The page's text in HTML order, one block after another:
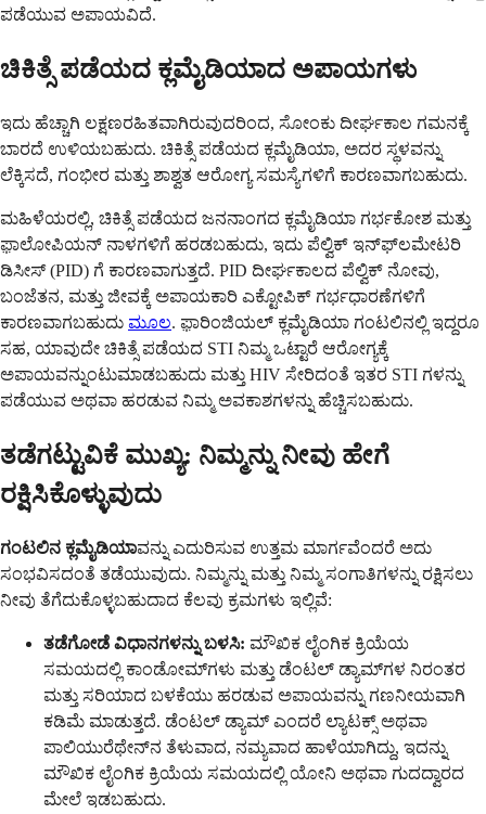
ಪಡೆಯುವ ಅಪಾಯವಿದೆ.
ಚಿಕಿತ್ಸೆ ಪಡೆಯದ ಕ್ಲಮೈಡಿಯಾದ ಅಪಾಯಗಳು
ಇದು ಹೆಚ್ಚಾಗಿ ಲಕ್ಷಣರಹಿತವಾಗಿರುವುದರಿಂದ, ಸೋಂಕು ದೀರ್ಘಕಾಲ ಗಮನಕ್ಕೆ
ಬಾರದೆ ಉಳಿಯಬಹುದು. ಚಿಕಿತ್ಸೆ ಪಡೆಯದ ಕ್ಲಮೈಡಿಯಾ, ಅದರ ಸ್ಥಳವನ್ನು
ಲೆಕ್ಕಿಸದೆ, ಗಂಭೀರ ಮತ್ತು ಶಾಶ್ವತ ಆರೋಗ್ಯ ಸಮಸ್ಯೆಗಳಿಗೆ ಕಾರಣವಾಗಬಹುದು.
ಮಹಿಳೆಯರಲ್ಲಿ, ಚಿಕಿತ್ಸೆ ಪಡೆಯದ ಜನನಾಂಗದ ಕ್ಲಮೈಡಿಯಾ ಗರ್ಭಕೋಶ ಮತ್ತು
ಫ಼ಾಲೋಪಿಯನ್ ನಾಳಗಳಿಗೆ ಹರಡಬಹುದು, ಇದು ಪೆಲ್ವಿಕ್ ಇನ್‌ಫ್‌ಲಮೇಟರಿ
ಡಿಸೀಸ್ (PID) ಗೆ ಕಾರಣವಾಗುತ್ತದೆ. PID ದೀರ್ಘಕಾಲದ ಪೆಲ್ವಿಕ್ ನೋವು,
ಬಂಜೆತನ, ಮತ್ತು ಜೀವಕ್ಕೆ ಅಪಾಯಕಾರಿ ಎಕ್ಟೋಪಿಕ್ ಗರ್ಭಧಾರಣೆಗಳಿಗೆ
ಕಾರಣವಾಗಬಹುದು ಮೂಲ. ಫ಼ಾರಿಂಜಿಯಲ್ ಕ್ಲಮೈಡಿಯಾ ಗಂಟಲಿನಲ್ಲಿ ಇದ್ದರೂ
ಸಹ, ಯಾವುದೇ ಚಿಕಿತ್ಸೆ ಪಡೆಯದ STI ನಿಮ್ಮ ಒಟ್ಟಾರೆ ಆರೋಗ್ಯಕ್ಕೆ
ಅಪಾಯವನ್ನುಂಟುಮಾಡಬಹುದು ಮತ್ತು HIV ಸೇರಿದಂತೆ ಇತರ STI ಗಳನ್ನು
ಪಡೆಯುವ ಅಥವಾ ಹರಡುವ ನಿಮ್ಮ ಅವಕಾಶಗಳನ್ನು ಹೆಚ್ಚಿಸಬಹುದು.
ತಡೆಗಟ್ಟುವಿಕೆ ಮುಖ್ಯ: ನಿಮ್ಮನ್ನು ನೀವು ಹೇಗೆ
ರಕ್ಷಿಸಿಕೊಳ್ಳುವುದು
ಗಂಟಲಿನ ಕ್ಲಮೈಡಿಯಾವನ್ನು ಎದುರಿಸುವ ಉತ್ತಮ ಮಾರ್ಗವೆಂದರೆ ಅದು
ಸಂಭವಿಸದಂತೆ ತಡೆಯುವುದು. ನಿಮ್ಮನ್ನು ಮತ್ತು ನಿಮ್ಮ ಸಂಗಾತಿಗಳನ್ನು ರಕ್ಷಿಸಲು
ನೀವು ತೆಗೆದುಕೊಳ್ಳಬಹುದಾದ ಕೆಲವು ಕ್ರಮಗಳು ಇಲ್ಲಿವೆ:
ತಡೆಗೋಡೆ ವಿಧಾನಗಳನ್ನು ಬಳಸಿ: ಮೌಖಿಕ ಲೈಂಗಿಕ ಕ್ರಿಯೆಯ
ಸಮಯದಲ್ಲಿ ಕಾಂಡೋಮ್‌ಗಳು ಮತ್ತು ಡೆಂಟಲ್ ಡ್ಯಾಮ್‌ಗಳ ನಿರಂತರ
ಮತ್ತು ಸರಿಯಾದ ಬಳಕೆಯು ಹರಡುವ ಅಪಾಯವನ್ನು ಗಣನೀಯವಾಗಿ
ಕಡಿಮೆ ಮಾಡುತ್ತದೆ. ಡೆಂಟಲ್ ಡ್ಯಾಮ್ ಎಂದರೆ ಲ್ಯಾಟಕ‌್ಸ್ ಅಥವಾ
ಪಾಲಿಯುರೆಥೇನ್‌ನ ತೆಳುವಾದ, ನಮ್ಯವಾದ ಹಾಳೆಯಾಗಿದ್ದು, ಇದನ್ನು
ಮೌಖಿಕ ಲೈಂಗಿಕ ಕ್ರಿಯೆಯ ಸಮಯದಲ್ಲಿ ಯೋನಿ ಅಥವಾ ಗುದದ್ವಾರದ
ಮೇಲೆ ಇಡಬಹುದು.